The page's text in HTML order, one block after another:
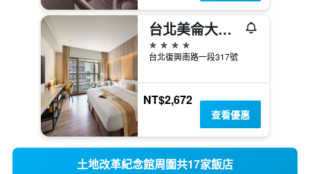
台北美侖大飯店
4星級
台北復興南路一段317號
NT$2,672
查看優惠
土地改革紀念館周圍共17家飯店